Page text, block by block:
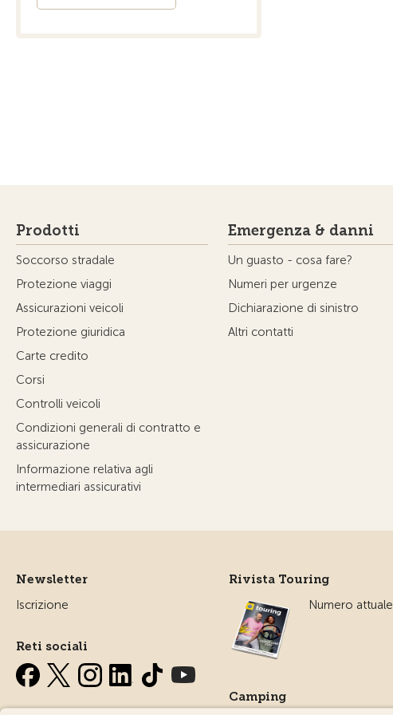
Prodotti
Soccorso stradale
Protezione viaggi
Assicurazioni veicoli
Protezione giuridica
Carte credito
Corsi
Controlli veicoli
Condizioni generali di contratto e
assicurazione
Informazione relativa agli
intermediari assicurativi
Emergenza & danni
Un guasto - cosa fare?
Numeri per urgenze
Dichiarazione di sinistro
Altri contatti
Newsletter
Iscrizione
Reti sociali
Rivista Touring
Numero attuale
Camping